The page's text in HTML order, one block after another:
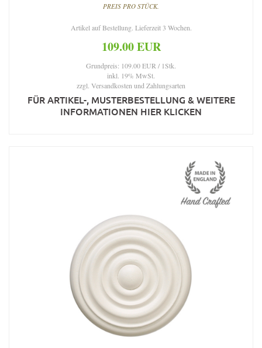
PREIS PRO STÜCK.
Artikel auf Bestellung. Lieferzeit 3 Wochen.
109.00 EUR
Grundpreis: 109.00 EUR / 1Stk.
inkl. 19% MwSt.
zzgl. Versandkosten und Zahlungsarten
FÜR ARTIKEL-, MUSTERBESTELLUNG & WEITERE
INFORMATIONEN HIER KLICKEN